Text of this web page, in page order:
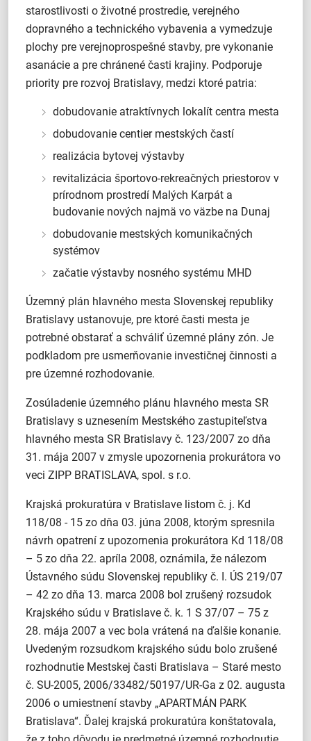
starostlivosti o životné prostredie, verejného
dopravného a technického vybavenia a vymedzuje
plochy pre verejnoprospešné stavby, pre vykonanie
asanácie a pre chránené časti krajiny. Podporuje
priority pre rozvoj Bratislavy, medzi ktoré patria:
dobudovanie atraktívnych lokalít centra mesta
dobudovanie centier mestských častí
realizácia bytovej výstavby
revitalizácia športovo-rekreačných priestorov v
prírodnom prostredí Malých Karpát a
budovanie nových najmä vo väzbe na Dunaj
dobudovanie mestských komunikačných
systémov
začatie výstavby nosného systému MHD
Územný plán hlavného mesta Slovenskej republiky
Bratislavy ustanovuje, pre ktoré časti mesta je
potrebné obstarať a schváliť územné plány zón. Je
podkladom pre usmerňovanie investičnej činnosti a
pre územné rozhodovanie.
Zosúladenie územného plánu hlavného mesta SR
Bratislavy s uznesením Mestského zastupiteľstva
hlavného mesta SR Bratislavy č. 123/2007 zo dňa
31. mája 2007 v zmysle upozornenia prokurátora vo
veci ZIPP BRATISLAVA, spol. s r.o.
Krajská prokuratúra v Bratislave listom č. j. Kd
118/08 - 15 zo dňa 03. júna 2008, ktorým spresnila
návrh opatrení z upozornenia prokurátora Kd 118/08
– 5 zo dňa 22. apríla 2008, oznámila, že nálezom
Ústavného súdu Slovenskej republiky č. I. ÚS 219/07
– 42 zo dňa 13. marca 2008 bol zrušený rozsudok
Krajského súdu v Bratislave č. k. 1 S 37/07 – 75 z
28. mája 2007 a vec bola vrátená na ďalšie konanie.
Uvedeným rozsudkom krajského súdu bolo zrušené
rozhodnutie Mestskej časti Bratislava – Staré mesto
č. SU-2005, 2006/33482/50197/UR-Ga z 02. augusta
2006 o umiestnení stavby „APARTMÁN PARK
Bratislava“. Ďalej krajská prokuratúra konštatovala,